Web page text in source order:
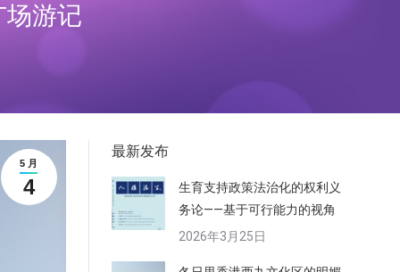
游记
5 月
4
最新发布
生育支持政策法治化的权利义
务论——基于可行能力的视角
2026年3月25日